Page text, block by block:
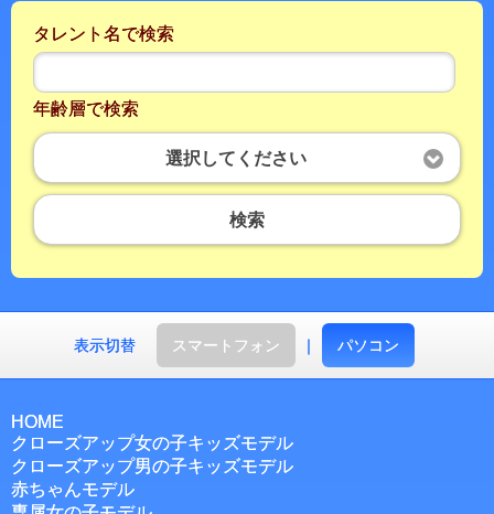
タレント名で検索
年齢層で検索
選択してください
検索
表示切替 スマートフォン ｜ パソコン
HOME
クローズアップ女の子キッズモデル
クローズアップ男の子キッズモデル
赤ちゃんモデル